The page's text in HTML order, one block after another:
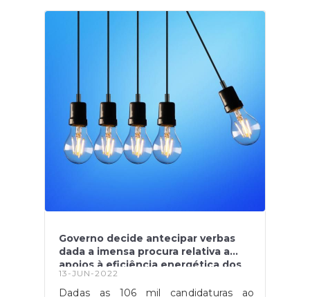
mesmo risco. Para além da AGIF
relembrar que é obrigatório comunicar
e pedir autorização para a realização de
queimadas, a mesma enumera várias
medidas a ter em conta em caso de
proximidade de um incêndio, de forma
a combater as consequências do
mesmo. Através da página Portugal
Chama é possível consultar todas as
medidas e esclarecer também
possíveis questões acerca dos pedidos
para a realização de queimadas. Fonte:
Governo decide antecipar verbas
dada a imensa procura relativa a
apoios à eficiência energética dos
edifícios
13-JUN-2022
Dadas as 106 mil candidaturas ao